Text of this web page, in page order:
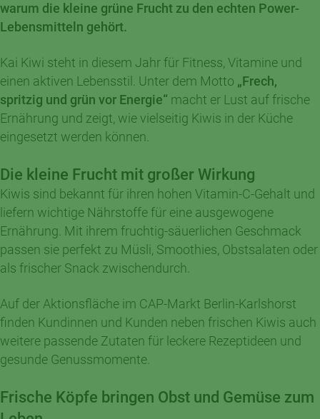
warum die kleine grüne Frucht zu den echten Power-
Lebensmitteln gehört.
Kai Kiwi steht in diesem Jahr für Fitness, Vitamine und
einen aktiven Lebensstil. Unter dem Motto „Frech,
spritzig und grün vor Energie“ macht er Lust auf frische
Ernährung und zeigt, wie vielseitig Kiwis in der Küche
eingesetzt werden können.
Die kleine Frucht mit großer Wirkung
Kiwis sind bekannt für ihren hohen Vitamin-C-Gehalt und
liefern wichtige Nährstoffe für eine ausgewogene
Ernährung. Mit ihrem fruchtig-säuerlichen Geschmack
passen sie perfekt zu Müsli, Smoothies, Obstsalaten oder
als frischer Snack zwischendurch.
Auf der Aktionsfläche im CAP-Markt Berlin-Karlshorst
finden Kundinnen und Kunden neben frischen Kiwis auch
weitere passende Zutaten für leckere Rezeptideen und
gesunde Genussmomente.
Frische Köpfe bringen Obst und Gemüse zum